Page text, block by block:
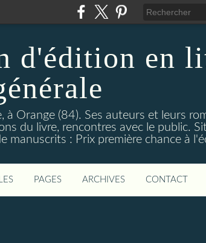
d'édition en
Orange (84). Ses auteurs et leurs
du livre, rencontres avec le public.
manuscrits : Prix première chance à
PAGES ARCHIVES CONTACT